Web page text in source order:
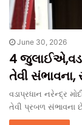
June 30, 2026
4
તેવી
વડાપ્રધાન નરેન્દ્ર
તેવી પ્રબળ સંભાવના